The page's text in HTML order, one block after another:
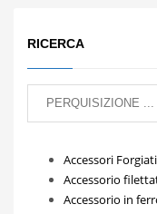
RICERCA
Accessori Forgiati
Accessorio
Accessorio in